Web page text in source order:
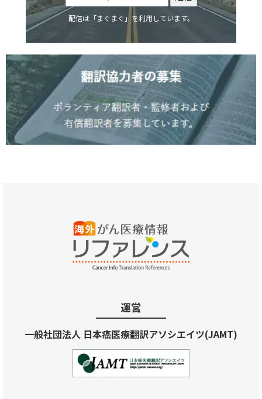
配信は「まぐまぐ」を利用しています。
運営
一般社団法人 日本癌医療翻訳アソシエイツ(JAMT)